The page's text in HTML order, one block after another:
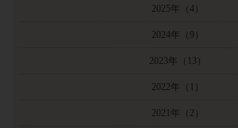
2025年 （4）
2024年 （9）
2023年 （13）
2022年 （1）
2021年 （2）